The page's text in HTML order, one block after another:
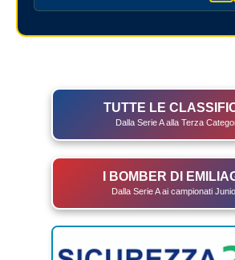
TUTTE LE
Dalla Serie A alla Terza
I BOMBER DI
Dalla Serie A ai campionati